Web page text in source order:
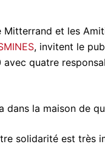
Mitterrand et les
, invitent le
avec quatre
dans la maison de
solidarité est très